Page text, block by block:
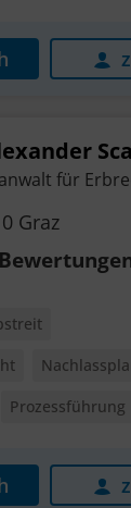
für
Graz
Prozessführung